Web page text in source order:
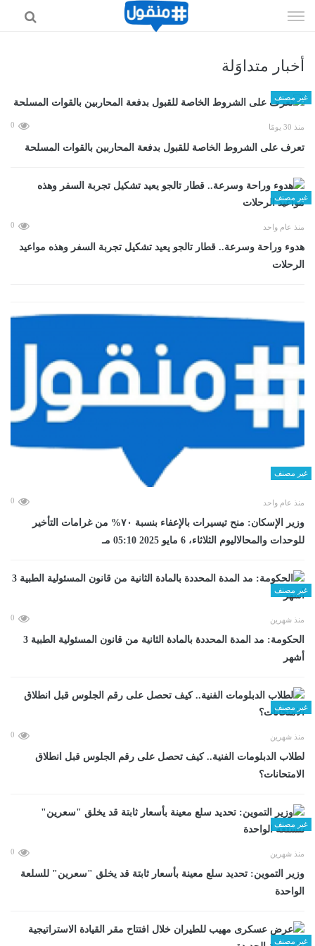
الى
أخبار متداوَلة
غير مصنف
منذ 30 يومًا 0
تعرف على الشروط الخاصة للقبول بدفعة المحاربين بالقوات المسلحة
غير مصنف
منذ عام واحد 0
هدوء وراحة وسرعة.. قطار تالجو يعيد تشكيل تجربة السفر وهذه مواعيد
الرحلات
غير مصنف
منذ عام واحد 0
وزير الإسكان: منح تيسيرات بالإعفاء بنسبة ٧٠% من غرامات التأخير
للوحدات والمحالاليوم الثلاثاء، 6 مايو 2025 05:10 مـ
غير مصنف
منذ شهرين 0
الحكومة: مد المدة المحددة بالمادة الثانية من قانون المسئولية الطبية 3
أشهر
غير مصنف
منذ شهرين 0
لطلاب الدبلومات الفنية.. كيف تحصل على رقم الجلوس قبل انطلاق
الامتحانات؟
غير مصنف
منذ شهرين 0
وزير التموين: تحديد سلع معينة بأسعار ثابتة قد يخلق "سعرين" للسلعة
الواحدة
غير مصنف